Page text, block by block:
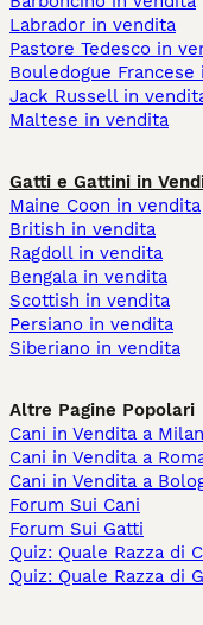
Labrador in vendita
Pastore Tedesco in
Bouledogue
Jack Russell in
Maltese in vendita
Gatti e Gattini in
Maine Coon in vendita
British in vendita
Ragdoll in vendita
Bengala in vendita
Scottish in vendita
Persiano in vendita
Siberiano in vendita
Altre Pagine Popolari
Cani in Vendita a
Cani in Vendita a
Cani in Vendita a
Forum Sui Cani
Forum Sui Gatti
Quiz: Quale Razza di
Quiz: Quale Razza di